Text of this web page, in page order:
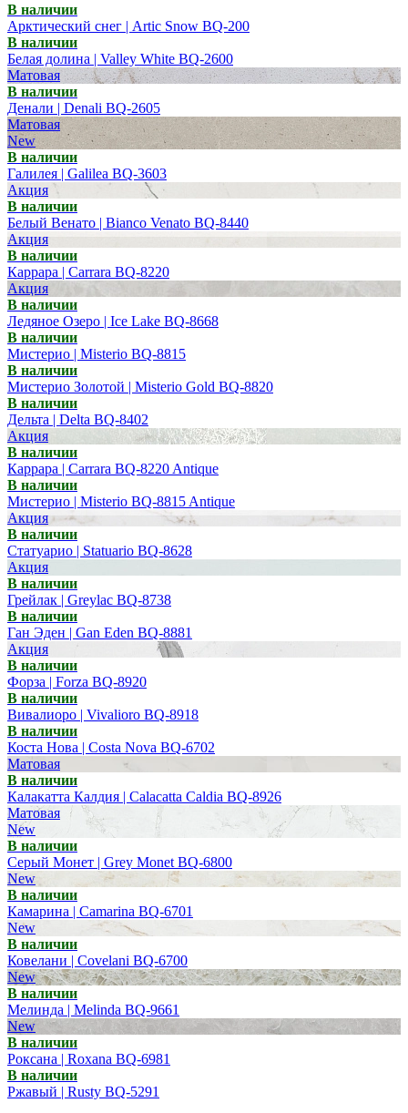
В наличии
Арктический снег | Artic Snow BQ-200
В наличии
Белая долина | Valley White BQ-2600
Матовая
В наличии
Денали | Denali BQ-2605
Матовая
New
В наличии
Галилея | Galilea BQ-3603
Акция
В наличии
Белый Венато | Bianco Venato BQ-8440
Акция
В наличии
Каррара | Carrara BQ-8220
Акция
В наличии
Ледяное Озеро | Ice Lake BQ-8668
В наличии
Мистерио | Misterio BQ-8815
В наличии
Мистерио Золотой | Misterio Gold BQ-8820
В наличии
Дельта | Delta BQ-8402
Акция
В наличии
Каррара | Carrara BQ-8220 Antique
В наличии
Мистерио | Misterio BQ-8815 Antique
Акция
В наличии
Статуарио | Statuario BQ-8628
Акция
В наличии
Грейлак | Greylac BQ-8738
В наличии
Ган Эден | Gan Eden BQ-8881
Акция
В наличии
Форза | Forza BQ-8920
В наличии
Вивалиоро | Vivalioro BQ-8918
В наличии
Коста Нова | Costa Nova BQ-6702
Матовая
В наличии
Калакатта Калдия | Calacatta Caldia BQ-8926
Матовая
New
В наличии
Серый Монет | Grey Monet BQ-6800
New
В наличии
Камарина | Camarina BQ-6701
New
В наличии
Ковелани | Covelani BQ-6700
New
В наличии
Мелинда | Melinda BQ-9661
New
В наличии
Роксана | Roxana BQ-6981
В наличии
Ржавый | Rusty BQ-5291